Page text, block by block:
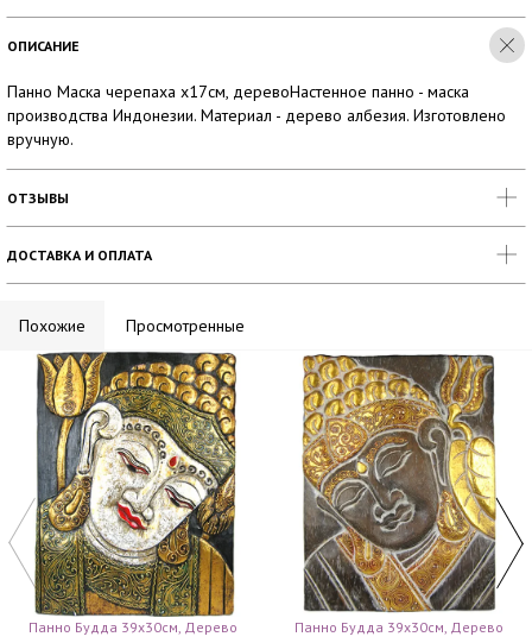
ОПИСАНИЕ
Панно Маска черепаха х17см, деревоНастенное панно - маска
производства Индонезии. Материал - дерево албезия. Изготовлено
вручную.
ОТЗЫВЫ
ДОСТАВКА И ОПЛАТА
Похожие Просмотренные
Панно Будда 39х30см, Дерево Панно Будда 39х30см, Дерево